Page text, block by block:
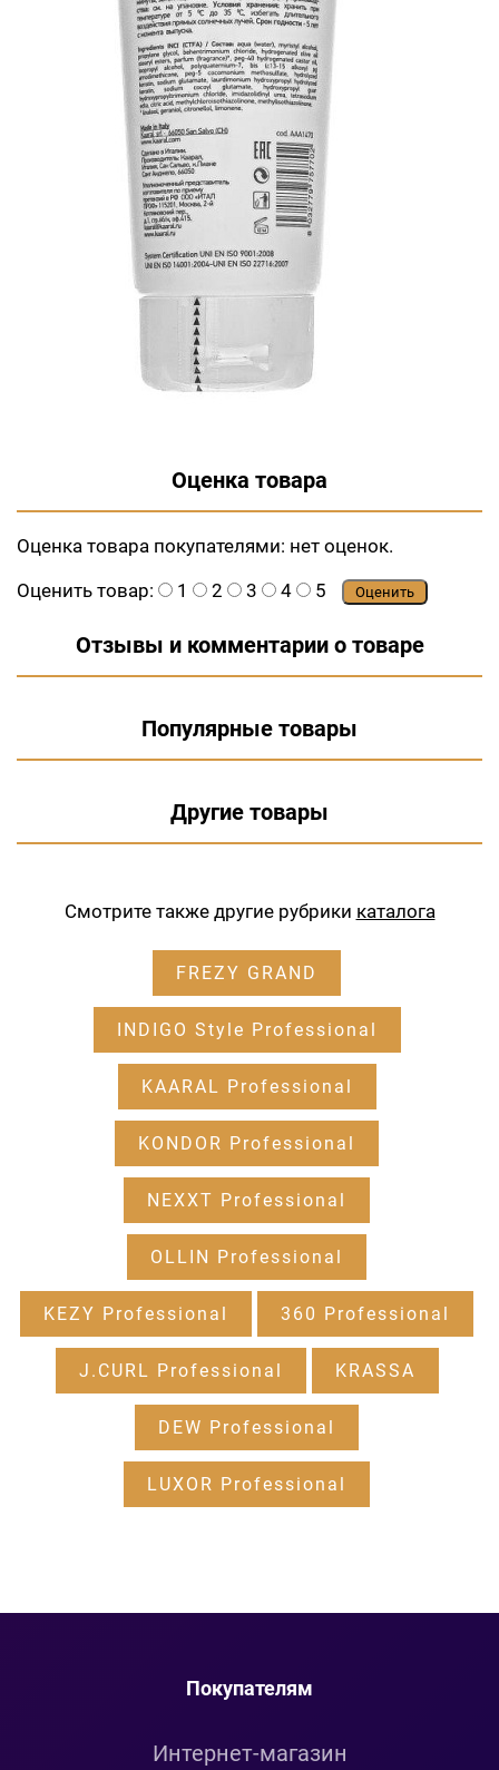
Оценка товара
Оценка товара покупателями: нет оценок.
Оценить товар:
1 2 3 4 5 Оценить
Отзывы и комментарии о товаре
Популярные товары
Другие товары
Смотрите также другие рубрики каталога
FREZY GRAND
INDIGO Style Professional
KAARAL Professional
KONDOR Professional
NEXXT Professional
OLLIN Professional
KEZY Professional 360 Professional
J.CURL Professional KRASSA
DEW Professional
LUXOR Professional
Покупателям
Интернет-магазин